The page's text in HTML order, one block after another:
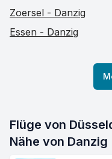
Zoersel - Danzig
Essen - Danzig
Flüge von
Nähe von Danzig